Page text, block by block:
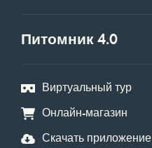
Питомник 4.0
Виртуальный тур
Онлайн-магазин
Скачать приложение